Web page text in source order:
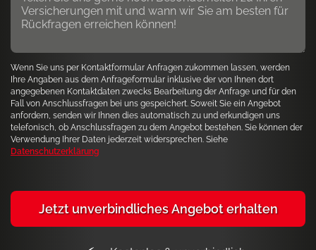
Wenn Sie uns per Kontaktformular Anfragen zukommen lassen, werden
Ihre Angaben aus dem Anfrageformular inklusive der von Ihnen dort
angegebenen Kontaktdaten zwecks Bearbeitung der Anfrage und für den
Fall von Anschlussfragen bei uns gespeichert. Soweit Sie ein Angebot
anfordern, senden wir Ihnen dies automatisch zu und erkundigen uns
telefonisch, ob Anschlussfragen zu dem Angebot bestehen. Sie können der
Verwendung Ihrer Daten jederzeit widersprechen. Siehe
Datenschutzerklärung
Jetzt unverbindliches Angebot erhalten